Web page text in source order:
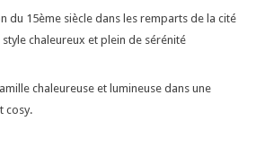
du 15ème siècle dans les remparts de la cité
chaleureux et plein de sérénité
chaleureuse et lumineuse dans une
cosy.